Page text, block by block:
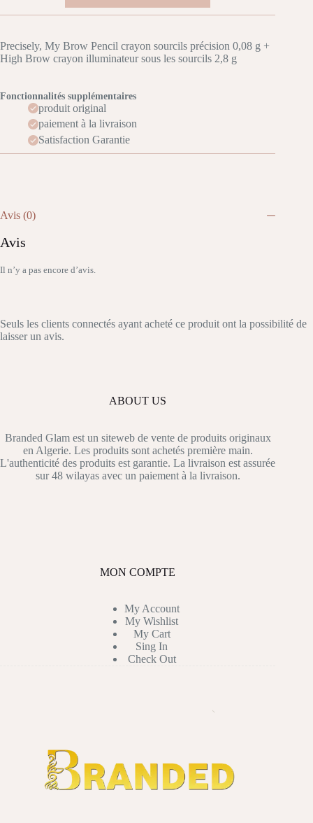
Precisely, My Brow Pencil crayon sourcils précision 0,08 g +
High Brow crayon illuminateur sous les sourcils 2,8 g
Fonctionnalités supplémentaires
produit original
paiement à la livraison
Satisfaction Garantie
Avis (0)
Avis
Il n’y a pas encore d’avis.
Seuls les clients connectés ayant acheté ce produit ont la possibilité de
laisser un avis.
ABOUT US
Branded Glam est un siteweb de vente de produits originaux
en Algerie. Les produits sont achetés première main.
L'authenticité des produits est garantie. La livraison est assurée
sur 48 wilayas avec un paiement à la livraison.
MON COMPTE
My Account
My Wishlist
My Cart
Sing In
Check Out